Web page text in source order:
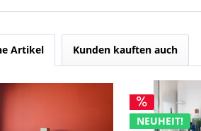
Artikel Kunden kauften auch
NEUHEIT!